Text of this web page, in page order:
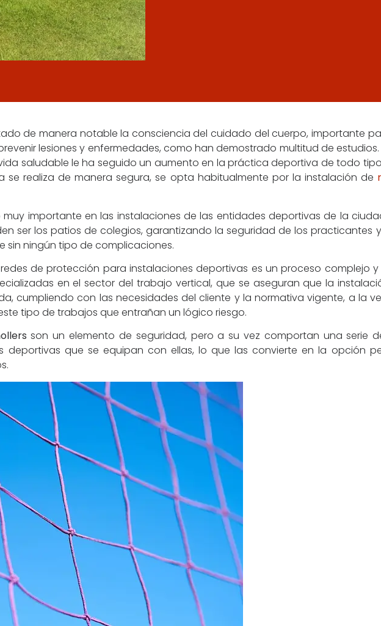
de manera notable la consciencia del cuidado del cuerpo, importante
lesiones y enfermedades, como han demostrado multitud de
saludable le ha seguido un aumento en la práctica deportiva de todo
se realiza de manera segura, se opta habitualmente por la instalación de
muy importante en las instalaciones de las entidades deportivas de la
ser los patios de colegios, garantizando la seguridad de los practicantes
sin ningún tipo de complicaciones.
de protección para instalaciones deportivas es un proceso complejo
en el sector del trabajo vertical, que se aseguran que la
cumpliendo con las necesidades del cliente y la normativa vigente, a la
tipo de trabajos que entrañan un lógico riesgo.
son un elemento de seguridad, pero a su vez comportan una serie
deportivas que se equipan con ellas, lo que las convierte en la opción